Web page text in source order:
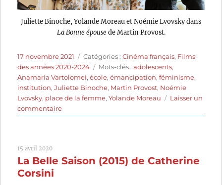
Juliette Binoche, Yolande Moreau et Noémie Lvovsky dans
La Bonne épousede Martin Provost.
Publié
le
17 novembre 2021 Catégories
Catégories :Cinéma français, Films
des années 2020-2024
Étiquettes
Mots-clés :adolescents,
Anamaria Vartolomei,école,émancipation,féminisme,
institution,Juliette Binoche, Martin Provost, Noémie
Lvovsky, place de la femme,Yolande Moreau
Laisser un
commentairesur
La
de
15 avril 2020
La Belle Saison (2015) de Catherine
Corsini